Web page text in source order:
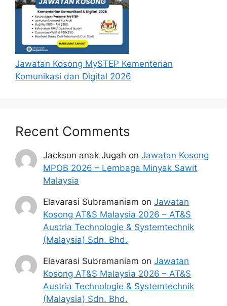
Jawatan Kosong MySTEP Kementerian
Komunikasi dan Digital 2026
Recent Comments
Jackson anak Jugah onJawatan Kosong
MPOB 2026 – Lembaga Minyak Sawit
Malaysia
Elavarasi Subramaniam onJawatan
Kosong AT&S Malaysia 2026 – AT&S
Austria Technologie & Systemtechnik
(Malaysia) Sdn. Bhd.
Elavarasi Subramaniam onJawatan
Kosong AT&S Malaysia 2026 – AT&S
Austria Technologie & Systemtechnik
(Malaysia) Sdn. Bhd.